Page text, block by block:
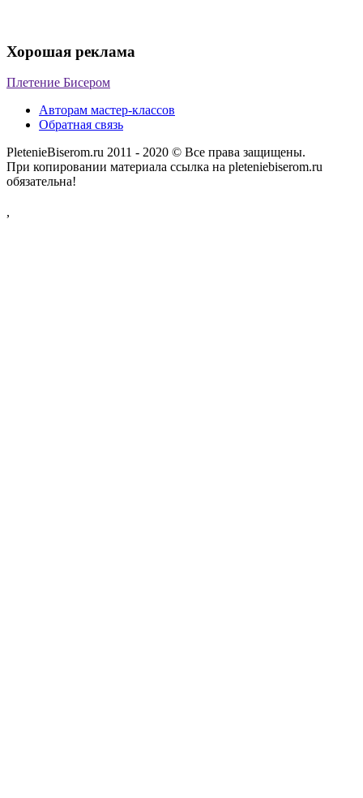
Хорошая реклама
Плетение Бисером
Авторам мастер-классов
Обратная связь
PletenieBiserom.ru 2011 - 2020 © Все права защищены.
При копировании материала ссылка на pleteniebiserom.ru
обязательна!
,